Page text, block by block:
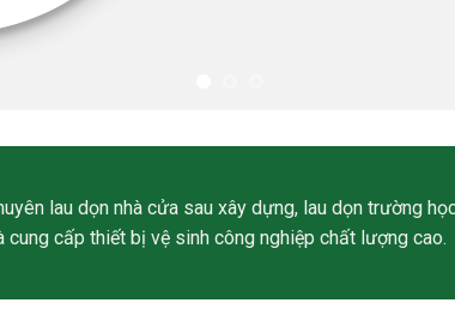
lau dọn nhà cửa sau xây dựng, lau dọn trường
cung cấp thiết bị vệ sinh công nghiệp chất lượng cao.